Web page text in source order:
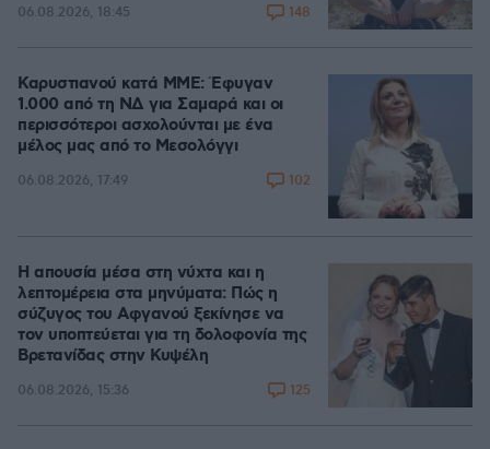
06.08.2026, 18:45 148
Καρυστιανού κατά ΜΜΕ: Έφυγαν
1.000 από τη ΝΔ για Σαμαρά και οι
περισσότεροι ασχολούνται με ένα
μέλος μας από το Μεσολόγγι
06.08.2026, 17:49 102
Η απουσία μέσα στη νύχτα και η
λεπτομέρεια στα μηνύματα: Πώς η
σύζυγος του Αφγανού ξεκίνησε να
τον υποπτεύεται για τη δολοφονία της
Βρετανίδας στην Κυψέλη
06.08.2026, 15:36 125